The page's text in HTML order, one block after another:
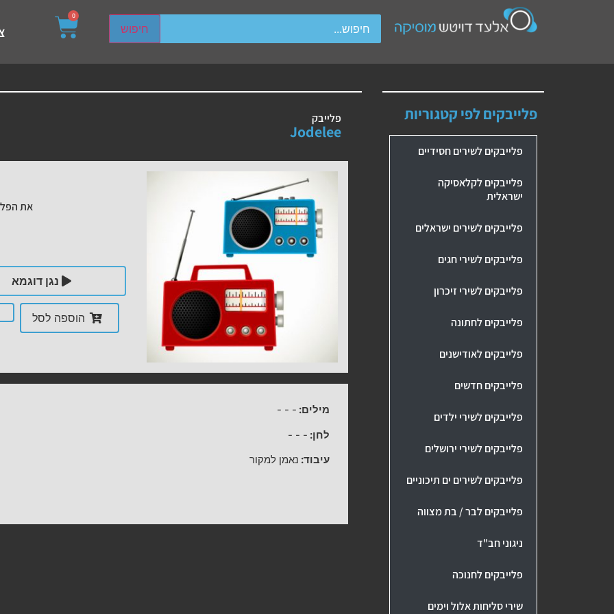
חיפוש
page. Touch device users, explore by touch or with swipe gestures.
0
פלייבקים לפי קטגוריות
פלייבקים לשירים חסידיים
פלייבקים לקלאסיקה
ישראלית
פלייבקים לשירים ישראלים
פלייבקים לשירי חגים
פלייבקים לשירי זיכרון
פלייבקים לחתונה
פלייבקים לאודישנים
פלייבקים חדשים
פלייבקים לשירי ילדים
פלייבקים לשירי ירושלים
פלייבקים לשירים ים תיכוניים
פלייבקים לבר / בת מצווה
ניגוני חב"ד
פלייבקים לחנוכה
שירי סליחות אלול וימים
פלייבק
Jodelee
את
נגן דוגמא
הוספה לסל
מילים: -
-
-
לחן: -
-
-
עיבוד: נאמן למקור